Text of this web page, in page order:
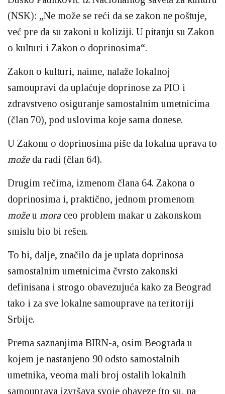
(NSK): „Ne može se reći da se zakon ne poštuje,
već pre da su zakoni u koliziji. U pitanju su Zakon
o kulturi i Zakon o doprinosima“.
Zakon o kulturi, naime, nalaže lokalnoj
samoupravi da uplaćuje doprinose za PIO i
zdravstveno osiguranje samostalnim umetnicima
(član 70), pod uslovima koje sama donese.
U Zakonu o doprinosima piše da lokalna uprava to
možeda radi (član 64).
Drugim rečima, izmenom člana 64. Zakona o
doprinosima i, praktično, jednom promenom
možeu moraceo problem makar u zakonskom
smislu bio bi rešen.
To bi, dalje, značilo da je uplata doprinosa
samostalnim umetnicima čvrsto zakonski
definisana i strogo obavezujuća kako za Beograd
tako i za sve lokalne samouprave na teritoriji
Srbije.
Prema saznanjima BIRN-a, osim Beograda u
kojem je nastanjeno 90 odsto samostalnih
umetnika, veoma mali broj ostalih lokalnih
samouprava izvršava svoje obaveze (to su, na